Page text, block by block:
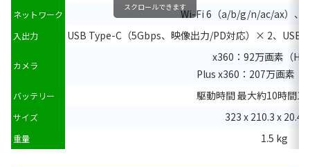
ネットワーク Wi-Fi 6（a/b/g/n/ac/ax）、
入出力 USB Type-C（5Gbps、映像出力/PD対応）× 2、USB
カメラ
x360：92万画素（HD
Plus x360：207万画素（
バッテリー 駆動時間 最大約10時間
サイズ 323 x 210.3 x 20.4
重量 1.5 kg
スクロールできます